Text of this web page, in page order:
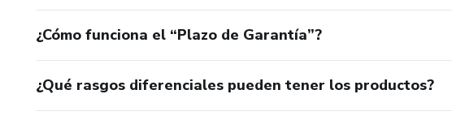
¿Cómo funciona el “Plazo de Garantía”?
¿Qué rasgos diferenciales pueden tener los productos?